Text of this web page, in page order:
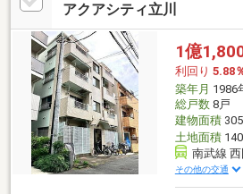
アクアシティ立川
1億
利回り 5.88
築年月 1986
総戸数8戸
建物面積
土地面積
南武線
その他の交通